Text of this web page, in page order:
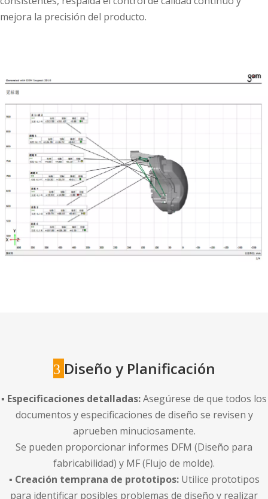
mejora la precisión del producto.
3 Diseño y Planificación
▪ Especificaciones detalladas:Asegúrese de que todos los
documentos y especificaciones de diseño se revisen y
aprueben minuciosamente.
Se pueden proporcionar informes DFM (Diseño para
fabricabilidad) y MF (Flujo de molde).
▪ Creación temprana de prototipos:Utilice prototipos
para identificar posibles problemas de diseño y realizar